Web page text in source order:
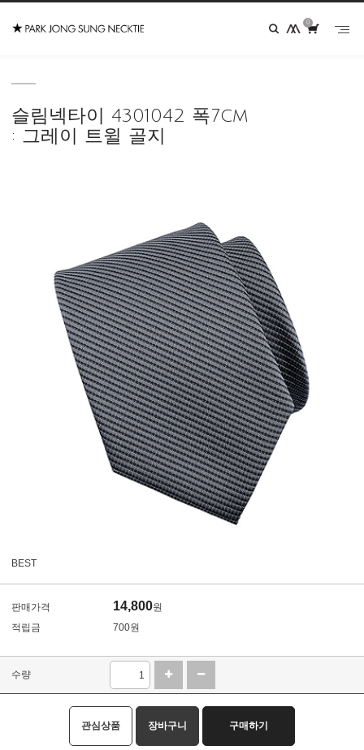
0
슬림넥타이 4301042 폭7cm
: 그레이 트윌 골지
BEST
판매가격 14,800원
적립금
700원
수량
관심상품 장바구니 구매하기